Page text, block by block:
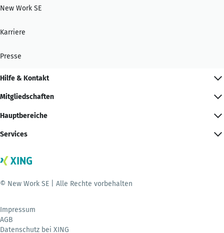
New Work SE
Karriere
Presse
Hilfe & Kontakt
Mitgliedschaften
Hauptbereiche
Services
© New Work SE | Alle Rechte vorbehalten
Impressum
AGB
Datenschutz bei XING